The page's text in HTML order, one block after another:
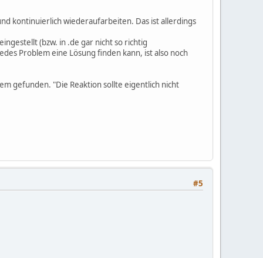
kontinuierlich wiederaufarbeiten. Das ist allerdings
(bzw. in .de gar nicht so richtig
Problem eine Lösung finden kann, ist also noch
gefunden. "Die Reaktion sollte eigentlich nicht
#5